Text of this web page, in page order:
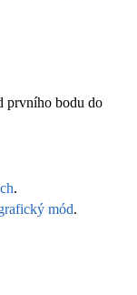
prvního bodu do
.
mód.